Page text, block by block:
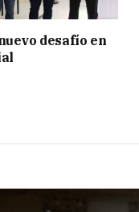
desafío en